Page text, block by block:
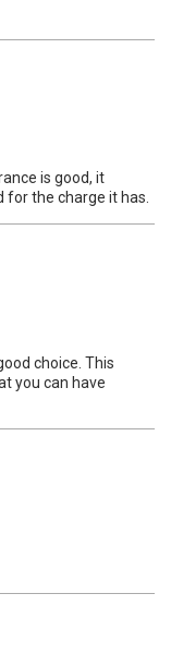
is good, it
for the charge it has.
choice. This
you can have